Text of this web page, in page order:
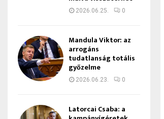
2026.06.25. 0
Mandula Viktor: az
arrogáns
tudatlanság totális
győzelme
2026.06.23. 0
Latorcai Csaba: a